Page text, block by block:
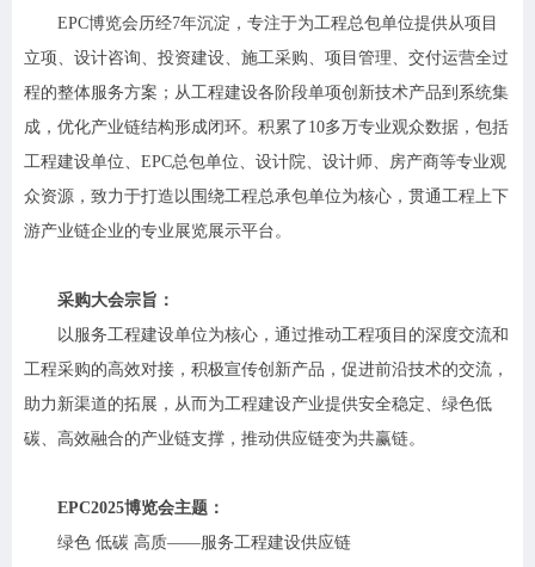
EPC博览会历经7年沉淀，专注于为工程总包单位提供从项目
立项、设计咨询、投资建设、施工采购、项目管理、交付运营全过
程的整体服务方案；从工程建设各阶段单项创新技术产品到系统集
成，优化产业链结构形成闭环。积累了10多万专业观众数据，包括
工程建设单位、EPC总包单位、设计院、设计师、房产商等专业观
众资源，致力于打造以围绕工程总承包单位为核心，贯通工程上下
游产业链企业的专业展览展示平台。
采购大会宗旨：
以服务工程建设单位为核心，通过推动工程项目的深度交流和
工程采购的高效对接，积极宣传创新产品，促进前沿技术的交流，
助力新渠道的拓展，从而为工程建设产业提供安全稳定、绿色低
碳、高效融合的产业链支撑，推动供应链变为共赢链。
EPC2025博览会主题：
绿色 低碳 高质——服务工程建设供应链